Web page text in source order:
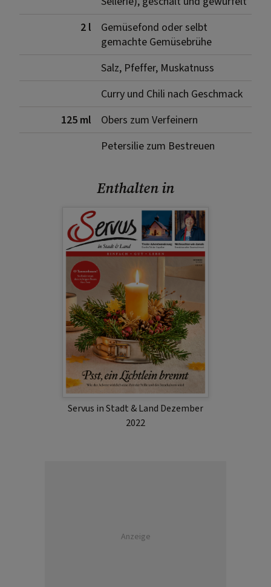
2 l
Gemüsefond oder selbt
gemachte Gemüsebrühe
Salz, Pfeffer, Muskatnuss
Curry und Chili nach Geschmack
125 ml
Obers zum Verfeinern
Petersilie zum Bestreuen
Enthalten in
Servus in Stadt & Land Dezember
2022
Anzeige